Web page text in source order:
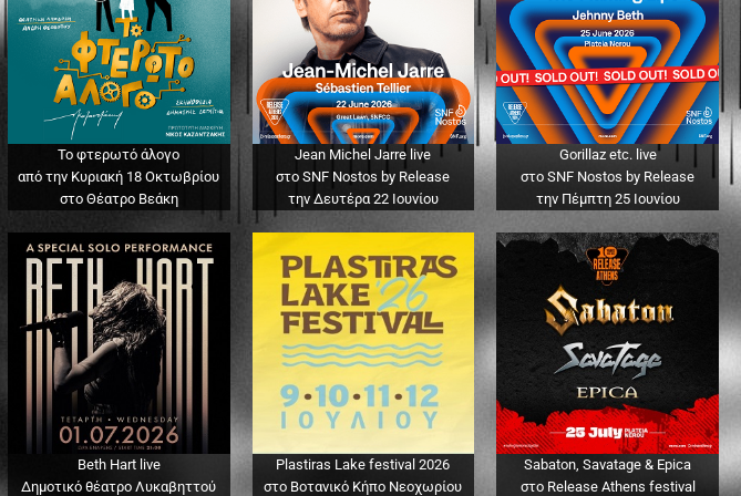
Το φτερωτό άλογο
από την Κυριακή 18 Οκτωβρίου
στο Θέατρο Βεάκη
Jean Michel Jarre live
στο SNF Nostos by Release
την Δευτέρα 22 Ιουνίου
Gorillaz etc. live
στο SNF Nostos by Release
την Πέμπτη 25 Ιουνίου
Beth Hart live
Δημοτικό θέατρο Λυκαβηττού
Plastiras Lake festival 2026
στο Βοτανικό Κήπο Νεοχωρίου
Sabaton, Savatage & Epica
στο Release Athens festival